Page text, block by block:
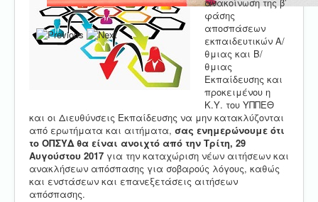
ανακοίνωση της β’
φάσης
αποσπάσεων
εκπαιδευτικών Α/
θμιας και Β/
θμιας
Εκπαίδευσης και
προκειμένου η
Κ.Υ. του ΥΠΠΕΘ
και οι Διευθύνσεις Εκπαίδευσης να μην κατακλύζονται
από ερωτήματα και αιτήματα, σας ενημερώνουμε ότι
το ΟΠΣΥΔ θα είναι ανοιχτό από την Τρίτη, 29
Αυγούστου 2017 για την καταχώριση νέων αιτήσεων και
ανακλήσεων απόσπασης για σοβαρούς λόγους, καθώς
και ενστάσεων και επανεξετάσεις αιτήσεων
απόσπασης.